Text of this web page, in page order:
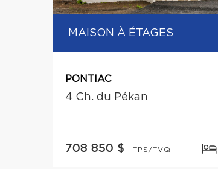
MAISON À ÉTAGES
PONTIAC
4 Ch. du Pékan
708 850 $ +TPS/TVQ